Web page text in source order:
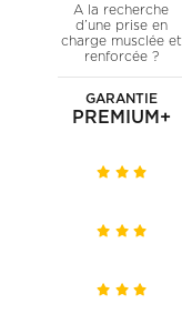
A la recherche
d’une prise en
charge musclée et
renforcée ?
GARANTIE
PREMIUM+